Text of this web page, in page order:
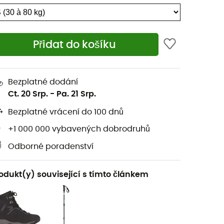
Přidat do košíku
Bezplatné dodání
Ct. 20 Srp. - Pa. 21 Srp.
Bezplatné vrácení do 100 dnů
+1 000 000 vybavených dobrodruhů
Odborné poradenství
související s tímto článkem